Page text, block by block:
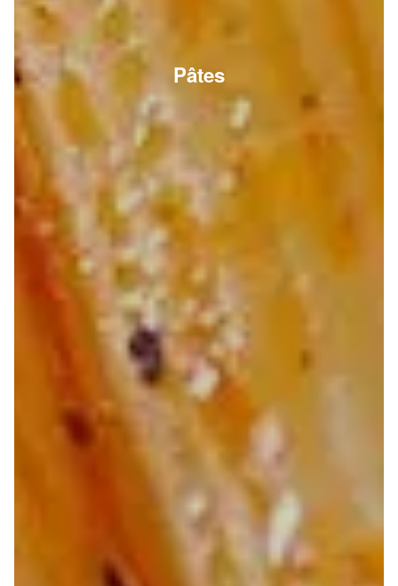
Pâtes